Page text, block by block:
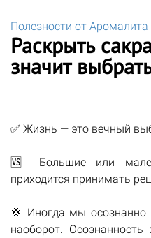
Полезности от Аромалита
Раскрыть
значит
✅ Жизнь — это вечный
🆚 Большие или
приходится принимать
💢 Иногда мы осознанно
наоборот. Осознанность